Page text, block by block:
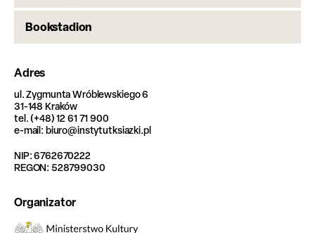
Bookstadion
Adres
ul. Zygmunta Wróblewskiego 6
31-148 Kraków
tel. (+48) 12 61 71 900
e-mail: biuro@instytutksiazki.pl
NIP: 6762670222
REGON: 528799030
Organizator